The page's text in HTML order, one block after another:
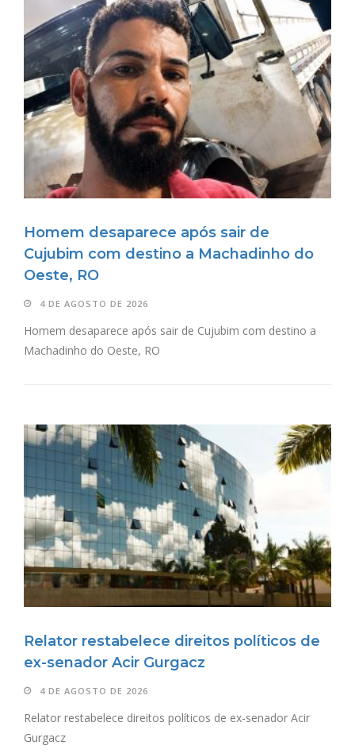
Homem desaparece após sair de
Cujubim com destino a Machadinho do
Oeste, RO
4 DE AGOSTO DE 2026
Homem desaparece após sair de Cujubim com destino a
Machadinho do Oeste, RO
Relator restabelece direitos políticos de
ex-senador Acir Gurgacz
4 DE AGOSTO DE 2026
Relator restabelece direitos políticos de ex-senador Acir
Gurgacz